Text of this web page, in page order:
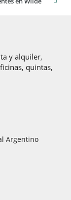
y alquiler,
quintas,
Argentino